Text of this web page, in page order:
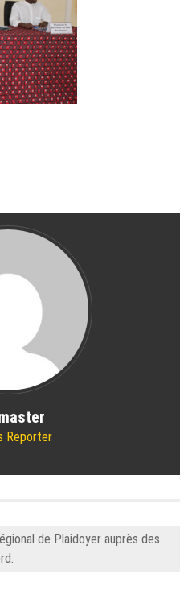
Reporter
de Plaidoyer auprès des